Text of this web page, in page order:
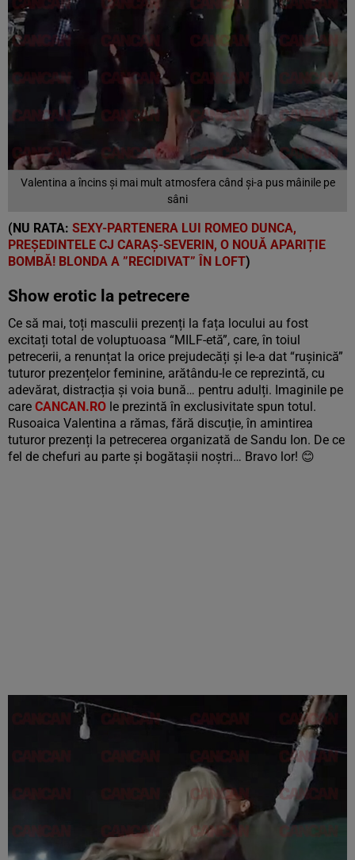
Valentina a încins și mai mult atmosfera când și-a pus mâinile pe
sâni
(NU RATA: SEXY-PARTENERA LUI ROMEO DUNCA,
PREȘEDINTELE CJ CARAȘ-SEVERIN, O NOUĂ APARIȚIE
BOMBĂ! BLONDA A ”RECIDIVAT” ÎN LOFT)
Show erotic la petrecere
Ce să mai, toți masculii prezenți la fața locului au fost
excitați total de voluptuoasa “MILF-etă”, care, în toiul
petrecerii, a renunțat la orice prejudecăți și le-a dat “rușinică”
tuturor prezențelor feminine, arătându-le ce reprezintă, cu
adevărat, distracția și voia bună… pentru adulți. Imaginile pe
care CANCAN.RO le prezintă în exclusivitate spun totul.
Rusoaica Valentina a rămas, fără discuție, în amintirea
tuturor prezenți la petrecerea organizată de Sandu Ion. De ce
fel de chefuri au parte și bogătașii noștri… Bravo lor! 😊